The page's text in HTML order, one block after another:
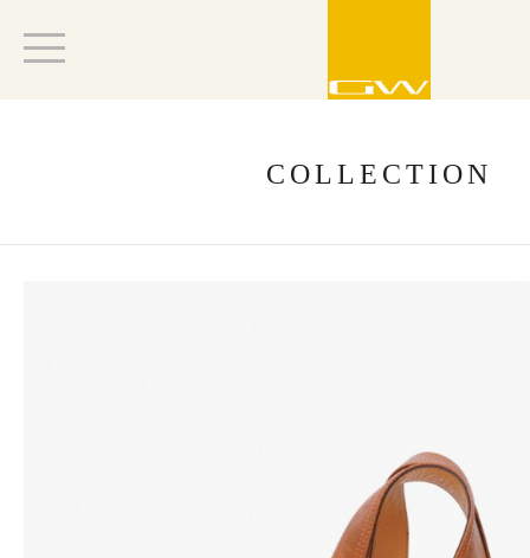
COLLECTION